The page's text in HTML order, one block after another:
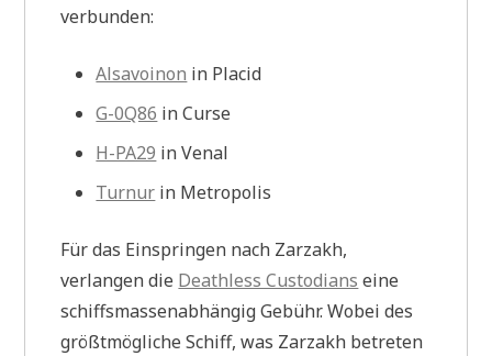
verbunden:
Alsavoinon in Placid
G-0Q86 in Curse
H-PA29 in Venal
Turnur in Metropolis
Für das Einspringen nach Zarzakh,
verlangen die Deathless Custodians eine
schiffsmassenabhängig Gebühr. Wobei des
größtmögliche Schiff, was Zarzakh betreten